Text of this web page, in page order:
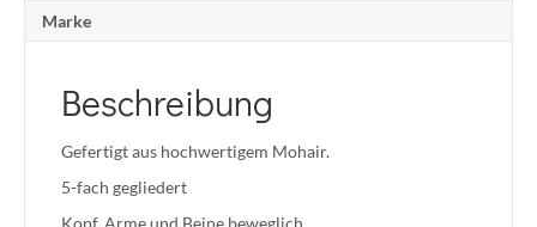
Marke
Beschreibung
Gefertigt aus hochwertigem Mohair.
5-fach gegliedert
Kopf, Arme und Beine beweglich